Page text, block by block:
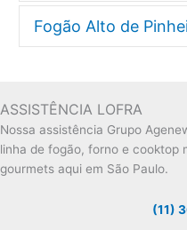
Fogão Alto de
ASSISTÊNCIA LOFRA
Nossa assistência Grupo
linha de fogão, forno e cooktop
gourmets aqui em São Paulo.
(11)